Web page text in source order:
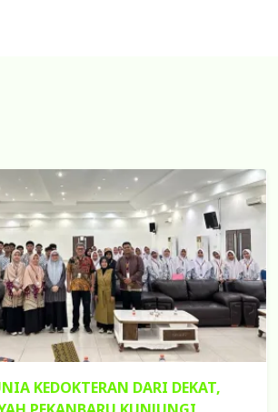
KEDOKTERAN DARI DEKAT,